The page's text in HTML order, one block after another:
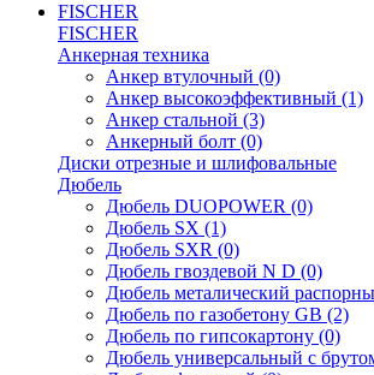
FISCHER
FISCHER
Анкерная техника
Анкер втулочный (0)
Анкер высокоэффективный (1)
Анкер стальной (3)
Анкерный болт (0)
Диски отрезные и шлифовальные
Дюбель
Дюбель DUOPOWER (0)
Дюбель SX (1)
Дюбель SXR (0)
Дюбель гвоздевой N D (0)
Дюбель металический
Дюбель по газобетону GB (2)
Дюбель по гипсокартону (0)
Дюбель универсальный с